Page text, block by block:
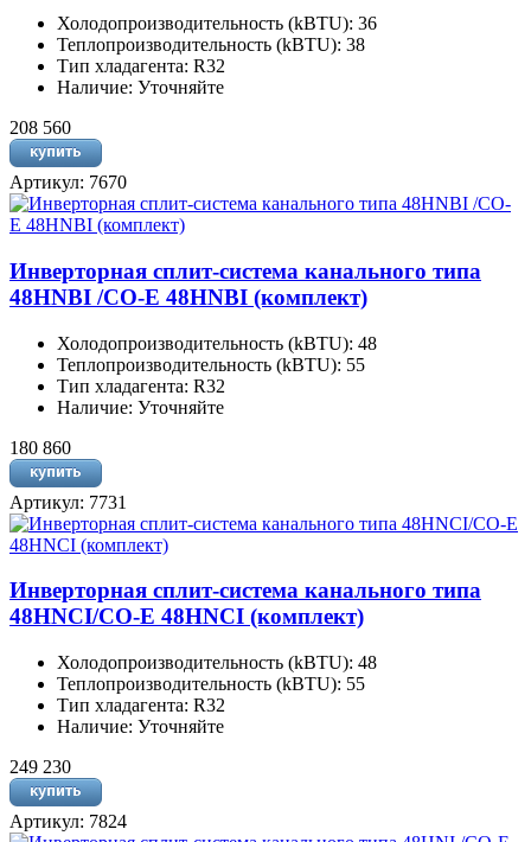
Холодопроизводительность (kBTU): 36
Теплопроизводительность (kBTU): 38
Тип хладагента: R32
Наличие: Уточняйте
208 560
Артикул: 7670
Инверторная сплит-система канального типа
48HNBI /CO-E 48HNBI (комплект)
Холодопроизводительность (kBTU): 48
Теплопроизводительность (kBTU): 55
Тип хладагента: R32
Наличие: Уточняйте
180 860
Артикул: 7731
Инверторная сплит-система канального типа
48HNCI/CO-E 48HNCI (комплект)
Холодопроизводительность (kBTU): 48
Теплопроизводительность (kBTU): 55
Тип хладагента: R32
Наличие: Уточняйте
249 230
Артикул: 7824